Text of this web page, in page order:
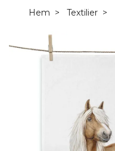
Hem Textilier